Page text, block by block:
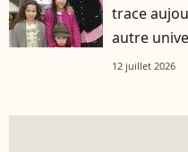
trace
autre
12 juillet 2026